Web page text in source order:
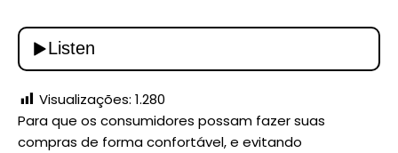
Visualizações: 1.280
Para que os consumidores possam fazer suas
compras de forma confortável, e evitando